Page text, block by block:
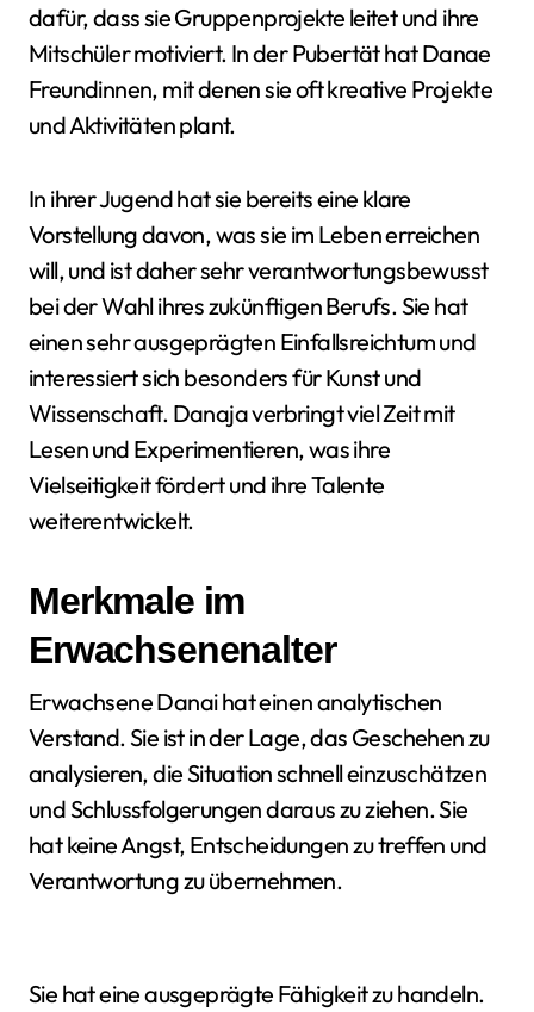
dafür, dass sie Gruppenprojekte leitet und ihre
Mitschüler motiviert. In der Pubertät hat Danae
Freundinnen, mit denen sie oft kreative Projekte
und Aktivitäten plant.
In ihrer Jugend hat sie bereits eine klare
Vorstellung davon, was sie im Leben erreichen
will, und ist daher sehr verantwortungsbewusst
bei der Wahl ihres zukünftigen Berufs. Sie hat
einen sehr ausgeprägten Einfallsreichtum und
interessiert sich besonders für Kunst und
Wissenschaft. Danaja verbringt viel Zeit mit
Lesen und Experimentieren, was ihre
Vielseitigkeit fördert und ihre Talente
weiterentwickelt.
Merkmale im
Erwachsenenalter
Erwachsene Danai hat einen analytischen
Verstand. Sie ist in der Lage, das Geschehen zu
analysieren, die Situation schnell einzuschätzen
und Schlussfolgerungen daraus zu ziehen. Sie
hat keine Angst, Entscheidungen zu treffen und
Verantwortung zu übernehmen.
Sie hat eine ausgeprägte Fähigkeit zu handeln.